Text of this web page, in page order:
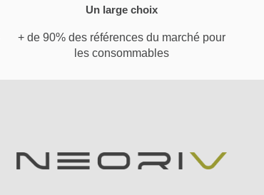
Un large choix
+ de 90% des références du marché pour
les consommables